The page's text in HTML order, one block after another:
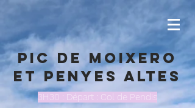
Pic de Moixero
et Penyes Altes
3H30 : Départ : Col de Pendis